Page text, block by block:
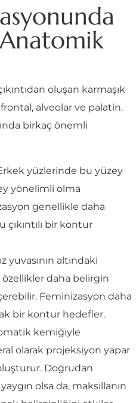
oluşan karmaşık
alveolar ve palatin.
birkaç önemli
yüzlerinde bu yüzey
yönelimli olma
genellikle daha
çıkıntılı bir kontur
yuvasının altındaki
daha belirgin
Feminizasyon daha
bir kontur hedefler.
kemiğiyle
olarak projeksiyon yapar
Doğrudan
olsa da, maksillanın